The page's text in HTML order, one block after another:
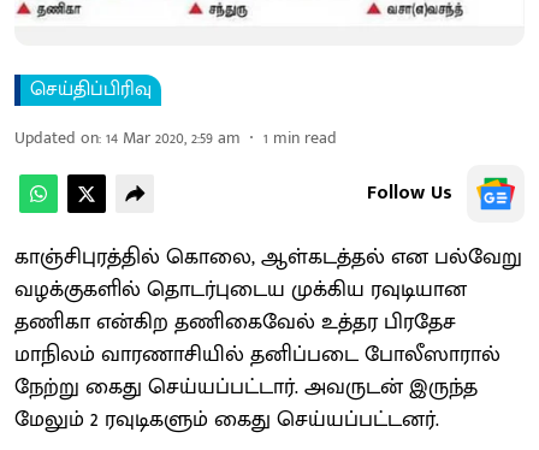
செய்திப்பிரிவு
Updated on:14 Mar 2020, 2:59 am 1 min read
Follow Us
காஞ்சிபுரத்தில் கொலை, ஆள்கடத்தல் என பல்வேறு
வழக்குகளில் தொடர்புடைய முக்கிய ரவுடியான
தணிகா என்கிற தணிகைவேல் உத்தர பிரதேச
மாநிலம் வாரணாசியில் தனிப்படை போலீஸாரால்
நேற்று கைது செய்யப்பட்டார். அவருடன் இருந்த
மேலும் 2 ரவுடிகளும் கைது செய்யப்பட்டனர்.